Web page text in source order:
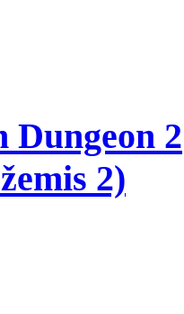
Dungeon 2
2)